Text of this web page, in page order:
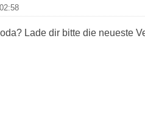
Lade dir bitte die neueste